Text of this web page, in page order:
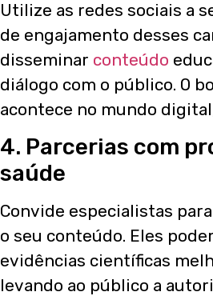
Utilize as redes sociais a
de engajamento desses
disseminar conteúdo
diálogo com o público. O
acontece no mundo
4. Parcerias com
saúde
Convide especialistas
o seu conteúdo. Eles
evidências científicas
levando ao público a